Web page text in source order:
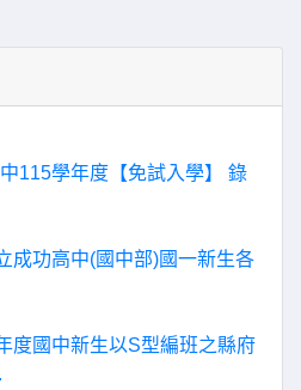
115學年度【免試入學】 錄
成功高中(國中部)國一新生各
度國中新生以S型編班之縣府